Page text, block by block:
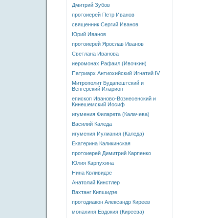
Дмитрий Зубов
протоиерей Петр Иванов
священник Сергий Иванов
Юрий Иванов
протоиерей Ярослав Иванов
Светлана Иванова
иеромонах Рафаил (Ивочкин)
Патриарх Антиохийский Игнатий IV
Митрополит Будапештский и
Венгерский Иларион
епископ Иваново-Вознесенский и
Кинешемский Иосиф
игумения Филарета (Калачева)
Василий Каледа
игумения Иулиания (Каледа)
Екатерина Каликинская
протоиерей Димитрий Карпенко
Юлия Карпухина
Нина Квливидзе
Анатолий Кинстлер
Вахтанг Кипшидзе
протодиакон Александр Киреев
монахиня Евдокия (Киреева)